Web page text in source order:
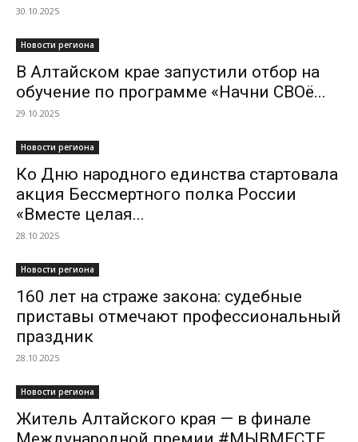
30.10.2025
Новости региона
В Алтайском крае запустили отбор на
обучение по программе «Начни СВОё...
29.10.2025
Новости региона
Ко Дню народного единства стартовала
акция Бессмертного полка России
«Вместе целая...
28.10.2025
Новости региона
160 лет на страже закона: судебные
приставы отмечают профессиональный
праздник
28.10.2025
Новости региона
Житель Алтайского края — в финале